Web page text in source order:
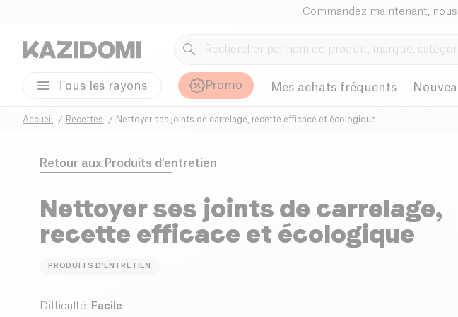
Commandez maintenant,
Tous les rayons Promo Mes achats fréquents
Accueil Recettes Nettoyer ses joints de carrelage, recette efficace et écologique
Retour aux Produits d'entretien
Nettoyer ses joints de carrelage,
recette efficace et écologique
PRODUITS D'ENTRETIEN
Difficulté: Facile